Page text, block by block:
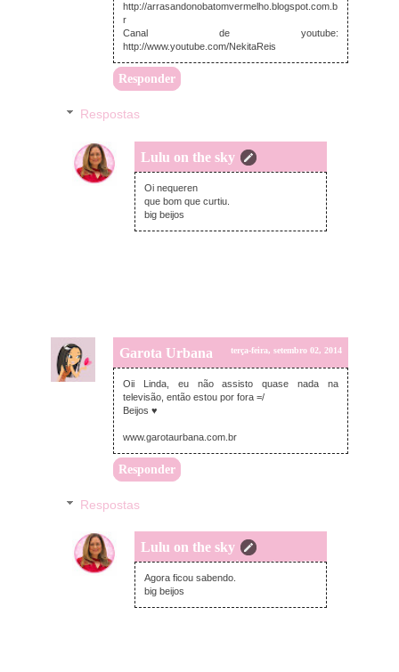
http://arrasandonobatomvermelho.blogspot.com.b
r
Canal de youtube:
http://www.youtube.com/NekitaReis
Responder
Respostas
Lulu on the sky
quarta-feira, setembro 03, 2014
Oi nequeren
que bom que curtiu.
big beijos
Garota Urbana terça-feira, setembro 02, 2014
Oii Linda, eu não assisto quase nada na
televisão, então estou por fora =/
Beijos ♥
www.garotaurbana.com.br
Responder
Respostas
Lulu on the sky
quarta-feira, setembro 03, 2014
Agora ficou sabendo.
big beijos